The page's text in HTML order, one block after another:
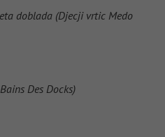
doblada (Djecji vrtic Medo
Des Docks)